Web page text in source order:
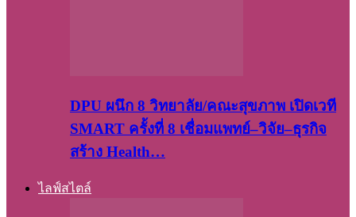
DPU ผนึก 8 วิทยาลัย/คณะสุขภาพ เปิดเวที
SMART ครั้งที่ 8 เชื่อมแพทย์–วิจัย–ธุรกิจ
สร้าง Health…
ไลฟ์สไตล์